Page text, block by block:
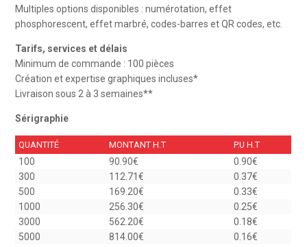
Multiples options disponibles : numérotation, effet
phosphorescent, effet marbré, codes-barres et QR codes, etc.
Tarifs, services et délais
Minimum de commande : 100 pièces
Création et expertise graphiques incluses*
Livraison sous 2 à 3 semaines**
Sérigraphie
QUANTITÉ MONTANT H.T P.U H.T
100 90.90€
0.90€
300
112.71€
0.37€
500
169.20€
0.33€
1000
256.30€
0.25€
3000
562.20€
0.18€
5000
814.00€ 0.16€